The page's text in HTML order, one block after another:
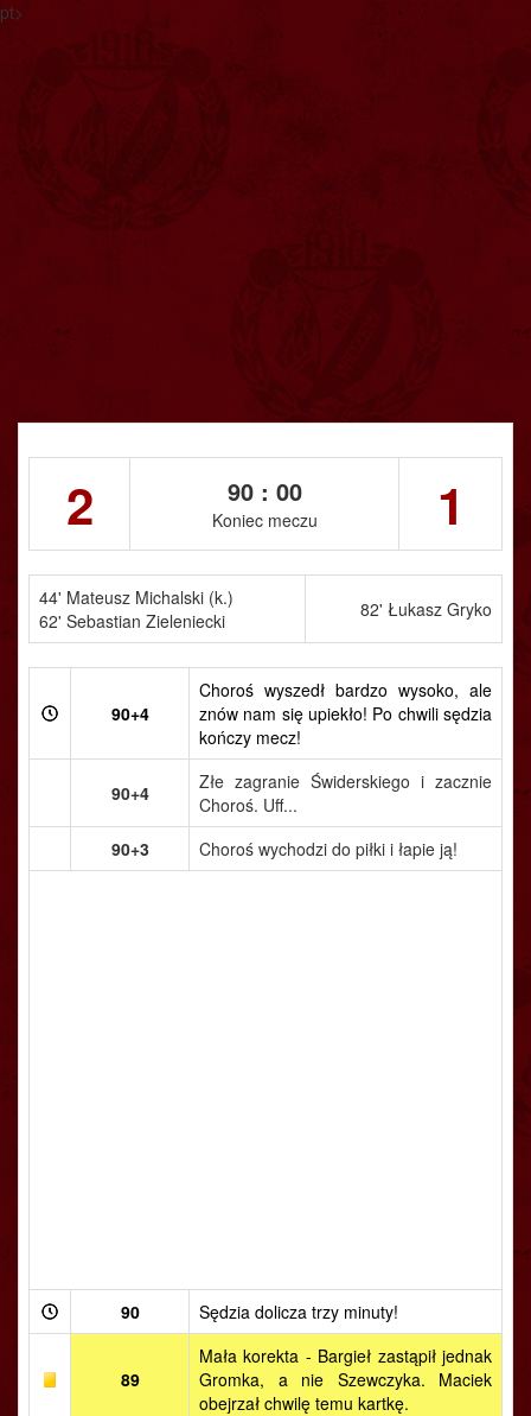
pt>
2 90 : 00
Koniec meczu 1
44' Mateusz Michalski (k.)
62' Sebastian Zieleniecki
82' Łukasz Gryko
90+4
Choroś wyszedł bardzo wysoko, ale
znów nam się upiekło! Po chwili sędzia
kończy mecz!
90+4
Złe zagranie Świderskiego i zacznie
Choroś. Uff...
90+3
Choroś wychodzi do piłki i łapie ją!
90 Sędzia dolicza trzy minuty!
89
Mała korekta - Bargieł zastąpił jednak
Gromka, a nie Szewczyka. Maciek
obejrzał chwilę temu kartkę.